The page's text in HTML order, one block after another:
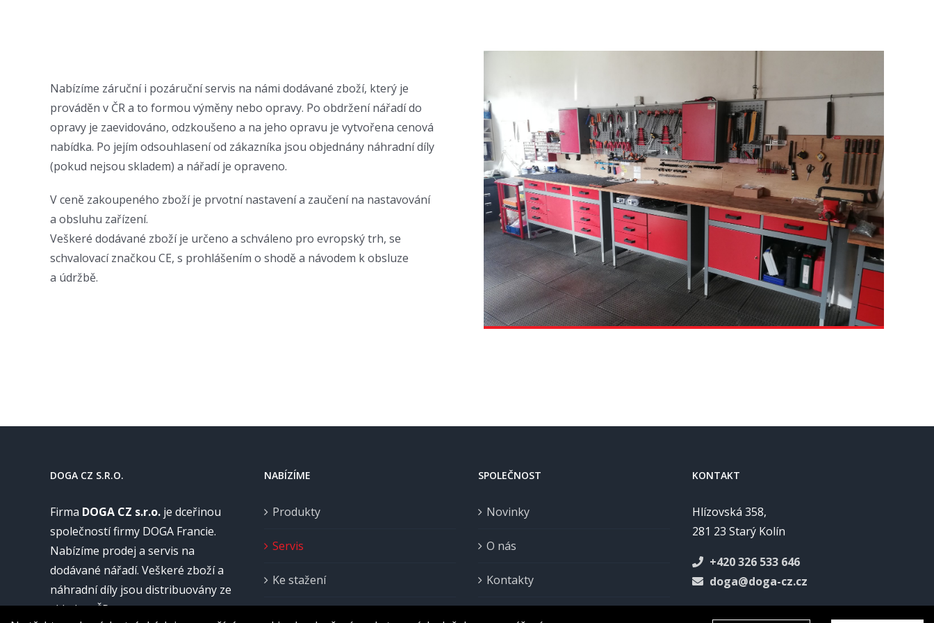
Nabízíme záruční i pozáruční servis na námi dodávané zboží, který je
prováděn v ČR a to formou výměny nebo opravy. Po obdržení nářadí do
opravy je zaevidováno, odzkoušeno a na jeho opravu je vytvořena cenová
nabídka. Po jejím odsouhlasení od zákazníka jsou objednány náhradní díly
(pokud nejsou skladem) a nářadí je opraveno.
V ceně zakoupeného zboží je prvotní nastavení a zaučení na nastavování
a obsluhu zařízení.
Veškeré dodávané zboží je určeno a schváleno pro evropský trh, se
schvalovací značkou CE, s prohlášením o shodě a návodem k obsluze
a údržbě.
DOGA CZ S.R.O.
Firma DOGA CZ s.r.o. je dceřinou
společností firmy DOGA Francie.
Nabízíme prodej a servis na
dodávané nářadí. Veškeré zboží a
náhradní díly jsou distribuovány ze
skladu v ČR.
NABÍZÍME
Produkty
Servis
Ke stažení
SPOLEČNOST
Novinky
O nás
Kontakty
KONTAKT
Hlízovská 358,
281 23 Starý Kolín
+420 326 533 646
doga@doga-cz.cz